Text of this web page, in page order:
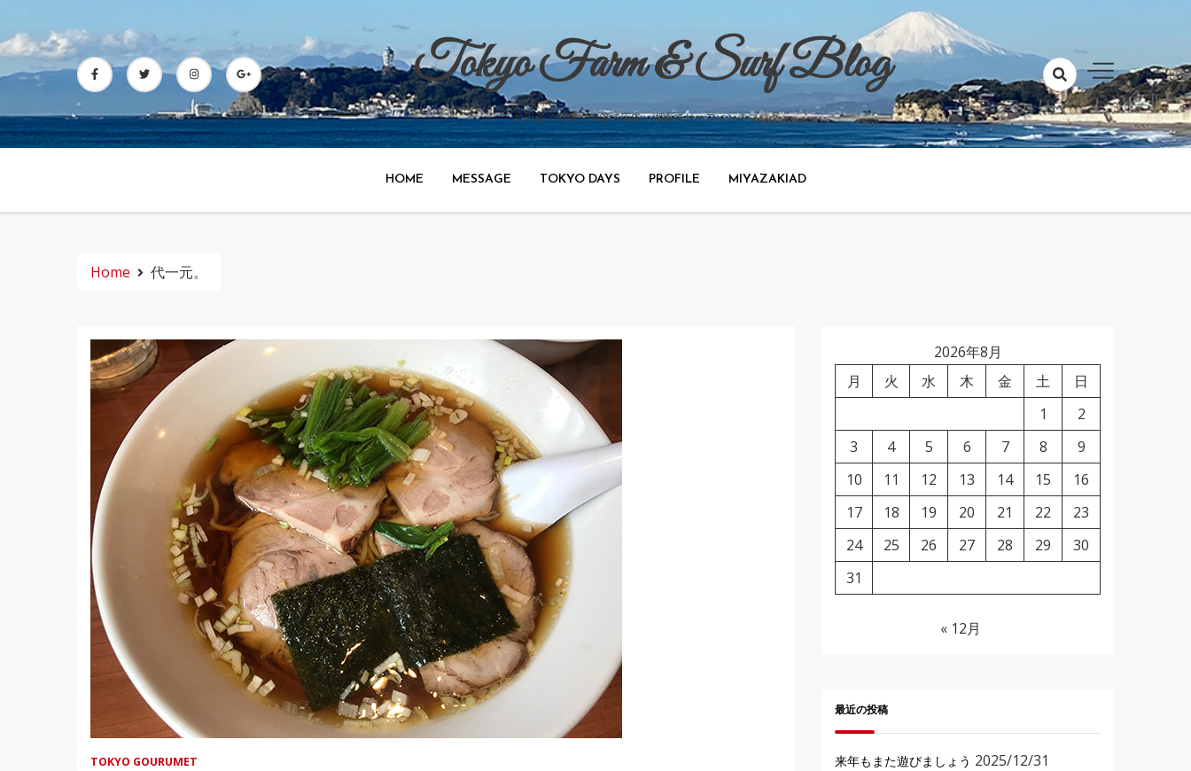
to
content
Tokyo Farm & Surf Blog
世田谷で野菜、渋谷で広告、湘南でサーフィンのブログ。
HOME MESSAGE TOKYO DAYS PROFILE MIYAZAKIAD
Home 代一元。
TOKYO GOURUMET
2026年8月
月
火 水 木 金 土
日
1
2
3
4 5 6 7 8
9
10
11 12 13 14 15
16
17
18 19 20 21 22
23
24
25 26 27 28 29
30
31
« 12月
最近の投稿
来年もまた遊びましょう 2025/12/31